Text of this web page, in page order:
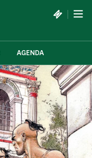
|
AGENDA